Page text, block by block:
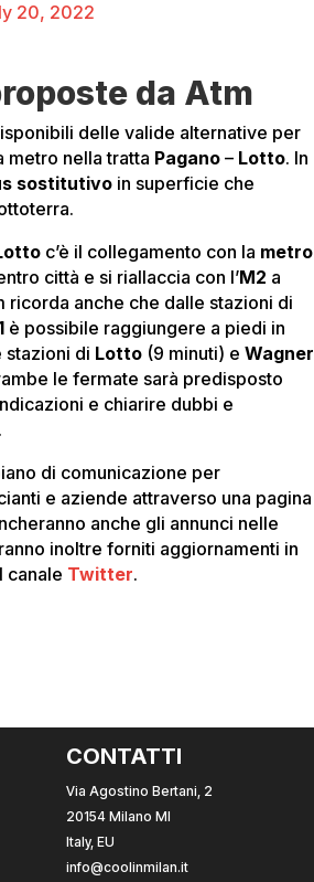
20, 2022
da Atm
delle valide alternative per
metro nella tratta Pagano – Lotto. In
sostitutivo in superficie che
c’è il collegamento con la metro
città e si riallaccia con l’M2 a
ricorda anche che dalle stazioni di
è possibile raggiungere a piedi in
di Lotto (9 minuti) eWagner
le fermate sarà predisposto
e chiarire dubbi e
di comunicazione per
e aziende attraverso una pagina
anche gli annunci nelle
inoltre forniti aggiornamenti in
canale Twitter.
CONTATTI
Via Agostino Bertani, 2
20154 Milano MI
Italy, EU
info@coolinmilan.it